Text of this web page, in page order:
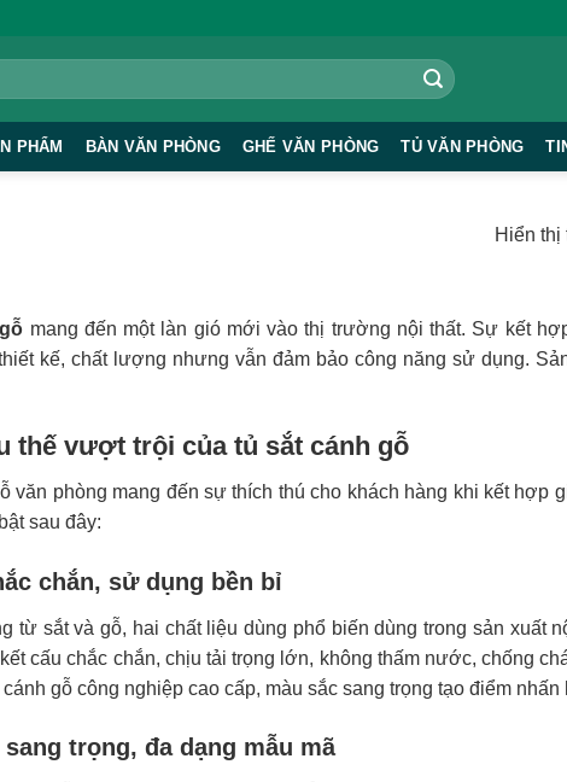
PHẨM BÀN VĂN PHÒNG GHẾ VĂN PHÒNG TỦ VĂN PHÒNG
Hiển thị
mang đến một làn gió mới vào thị trường nội thất. Sự kết
kế, chất lượng nhưng vẫn đảm bảo công năng sử dụng.
thế vượt trội của tủ sắt cánh gỗ
văn phòng mang đến sự thích thú cho khách hàng khi kết
sau đây:
chắn, sử dụng bền bỉ
từ sắt và gỗ, hai chất liệu dùng phổ biến dùng trong sản xuất
cấu chắc chắn, chịu tải trọng lớn, không thấm nước, chống
gỗ công nghiệp cao cấp, màu sắc sang trọng tạo điểm nhấn
trọng, đa dạng mẫu mã